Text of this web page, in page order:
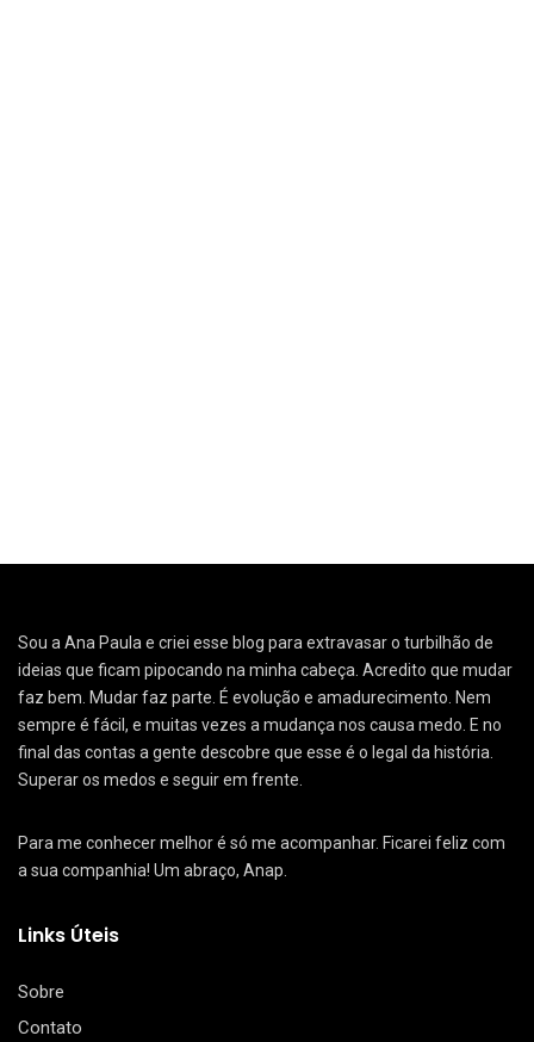
Sou a Ana Paula e criei esse blog para extravasar o turbilhão de
ideias que ficam pipocando na minha cabeça. Acredito que mudar
faz bem. Mudar faz parte. É evolução e amadurecimento. Nem
sempre é fácil, e muitas vezes a mudança nos causa medo. E no
final das contas a gente descobre que esse é o legal da história.
Superar os medos e seguir em frente.
Para me conhecer melhor é só me acompanhar. Ficarei feliz com
a sua companhia! Um abraço, Anap.
Links Úteis
Sobre
Contato